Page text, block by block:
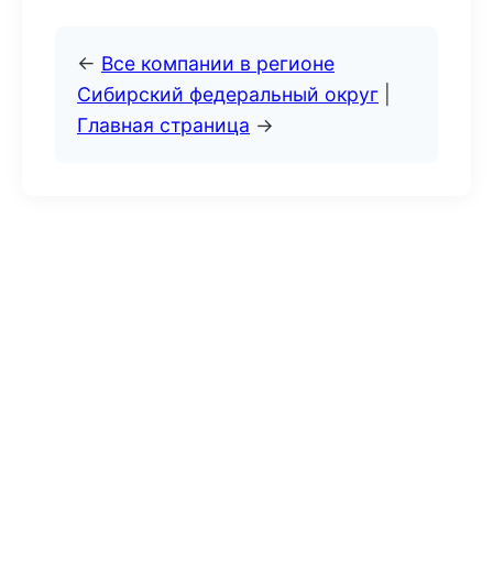
← Все компании в регионе
Сибирский федеральный округ
Главная страница →